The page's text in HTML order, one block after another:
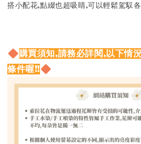
搭小配花,點綴也超吸睛,可以輕鬆駕馭
購買須知,請務必詳閱,以下情
條件喔!!